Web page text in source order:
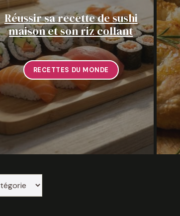
Réussir sa recette de sushi
maison et son riz collant
RECETTES DU MONDE